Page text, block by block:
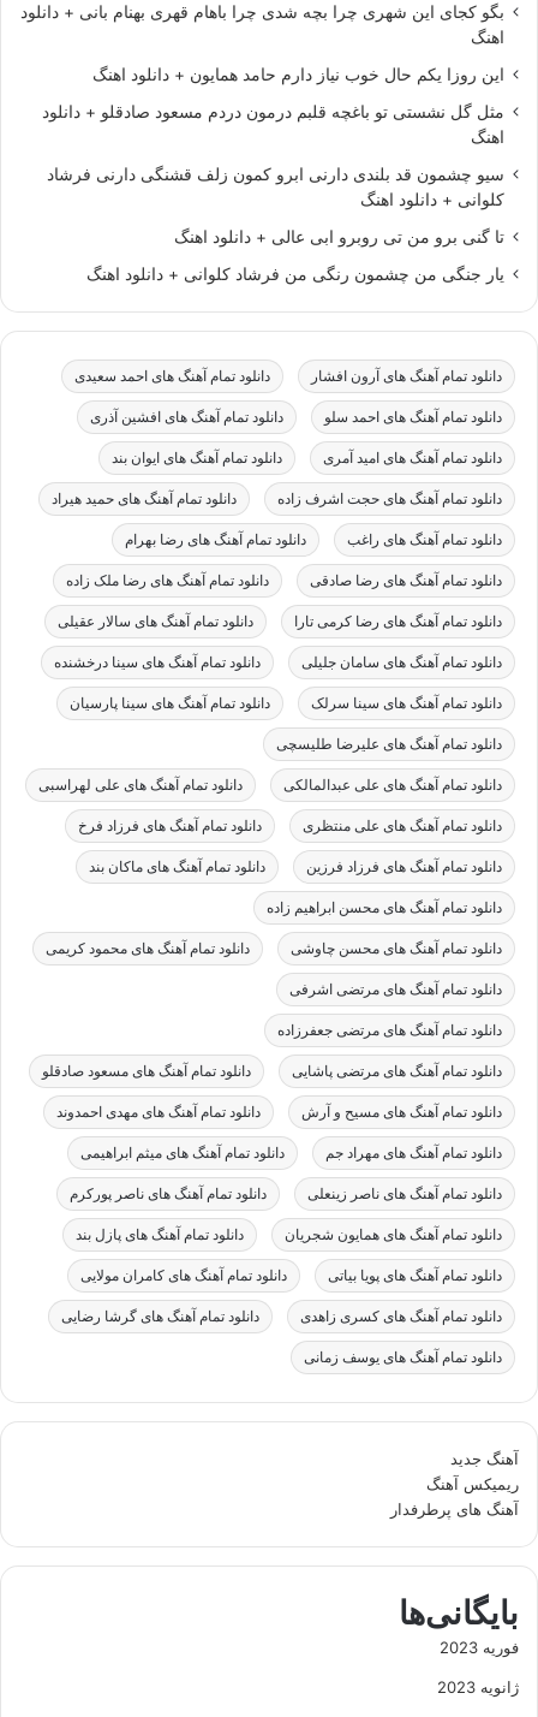
بگو کجای این شهری چرا بچه شدی چرا باهام قهری بهنام بانی + دانلود
اهنگ
این روزا یکم حال خوب نیاز دارم حامد همایون + دانلود اهنگ
مثل گل نشستی تو باغچه قلبم درمون دردم مسعود صادقلو + دانلود
اهنگ
سیو چشمون قد بلندی دارنی ابرو کمون زلف قشنگی دارنی فرشاد
کلوانی + دانلود اهنگ
تا گنی برو من تی روبرو ابی عالی + دانلود اهنگ
یار جنگی من چشمون رنگی من فرشاد کلوانی + دانلود اهنگ
دانلود تمام آهنگ های آرون افشار دانلود تمام آهنگ های احمد سعیدی
دانلود تمام آهنگ های احمد سلو دانلود تمام آهنگ های افشین آذری
دانلود تمام آهنگ های امید آمری دانلود تمام آهنگ های ایوان بند
دانلود تمام آهنگ های حجت اشرف زاده دانلود تمام آهنگ های حمید هیراد
دانلود تمام آهنگ های راغب دانلود تمام آهنگ های رضا بهرام
دانلود تمام آهنگ های رضا صادقی دانلود تمام آهنگ های رضا ملک زاده
دانلود تمام آهنگ های رضا کرمی تارا دانلود تمام آهنگ های سالار عقیلی
دانلود تمام آهنگ های سامان جلیلی دانلود تمام آهنگ های سینا درخشنده
دانلود تمام آهنگ های سینا سرلک دانلود تمام آهنگ های سینا پارسیان
دانلود تمام آهنگ های علیرضا طلیسچی
دانلود تمام آهنگ های علی عبدالمالکی دانلود تمام آهنگ های علی لهراسبی
دانلود تمام آهنگ های علی منتظری دانلود تمام آهنگ های فرزاد فرخ
دانلود تمام آهنگ های فرزاد فرزین دانلود تمام آهنگ های ماکان بند
دانلود تمام آهنگ های محسن ابراهیم زاده
دانلود تمام آهنگ های محسن چاوشی دانلود تمام آهنگ های محمود کریمی
دانلود تمام آهنگ های مرتضی اشرفی
دانلود تمام آهنگ های مرتضی جعفرزاده
دانلود تمام آهنگ های مرتضی پاشایی دانلود تمام آهنگ های مسعود صادقلو
دانلود تمام آهنگ های مسیح و آرش دانلود تمام آهنگ های مهدی احمدوند
دانلود تمام آهنگ های مهراد جم دانلود تمام آهنگ های میثم ابراهیمی
دانلود تمام آهنگ های ناصر زینعلی دانلود تمام آهنگ های ناصر پورکرم
دانلود تمام آهنگ های همایون شجریان دانلود تمام آهنگ های پازل بند
دانلود تمام آهنگ های پویا بیاتی دانلود تمام آهنگ های کامران مولایی
دانلود تمام آهنگ های کسری زاهدی دانلود تمام آهنگ های گرشا رضایی
دانلود تمام آهنگ های یوسف زمانی
آهنگ جدید
ریمیکس آهنگ
آهنگ های پرطرفدار
بایگانی‌ها
فوریه 2023
ژانویه 2023